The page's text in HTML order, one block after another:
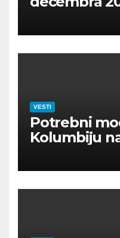
VESTI
Potrebni
Kolumbiju